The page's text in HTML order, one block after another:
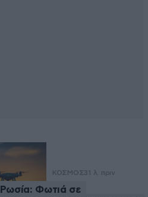
ΚΟΣΜΟΣ31 λ. πριν
Ρωσία: Φωτιά σε